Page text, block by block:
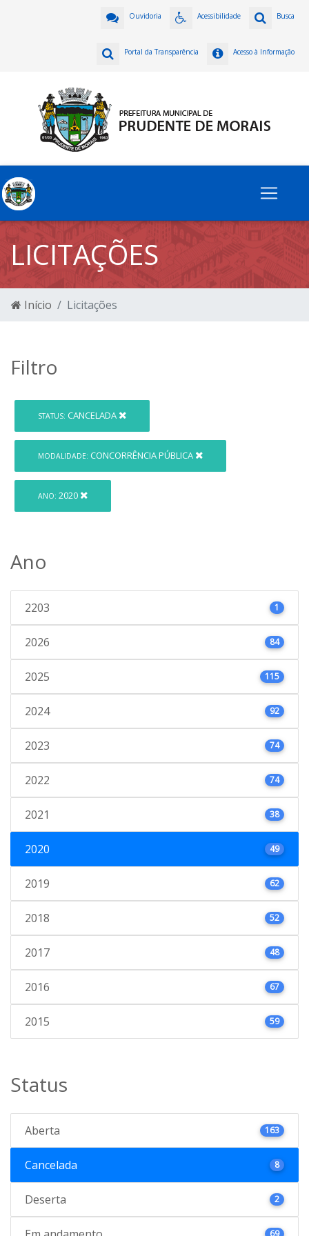
Busca
Acessibilidade
Ouvidoria
Acesso à Informação
Portal da Transparência
LICITAÇÕES
Início Licitações
Filtro
STATUS: CANCELADA
MODALIDADE: CONCORRÊNCIA PÚBLICA
ANO: 2020
Ano
2203 1
2026 84
2025 115
2024 92
2023 74
2022 74
2021 38
2020 49
2019 62
2018 52
2017 48
2016 67
2015 59
Status
Aberta 163
Cancelada 8
Deserta 2
69